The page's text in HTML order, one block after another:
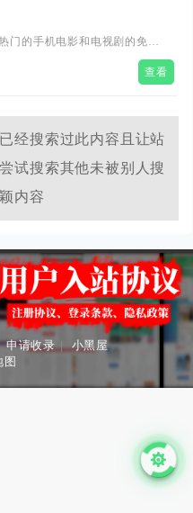
门的手机电影和电视剧的免费
查看
经搜索过此内容且让站
试搜索其他未被别人搜
内容
申请收录 | 小黑屋
图